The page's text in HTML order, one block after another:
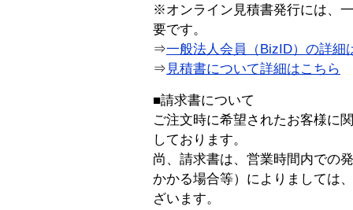
※オンライン見積書発行には、
要です。
⇒一般法人会員（BizID）の詳細
⇒ 見積書について詳細はこちら
■請求書について
ご注文時に希望されたお客様に
しております。
尚、請求書は、営業時間内での
かかる場合等）によりましては
ざいます。